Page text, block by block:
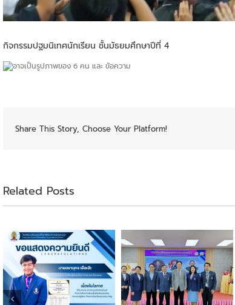
กิจกรรมปฐมนิเทศนักเรียน ชั้นมัธยมศึกษาปีที่ 4
Share This Story, Choose Your Platform!
Related Posts